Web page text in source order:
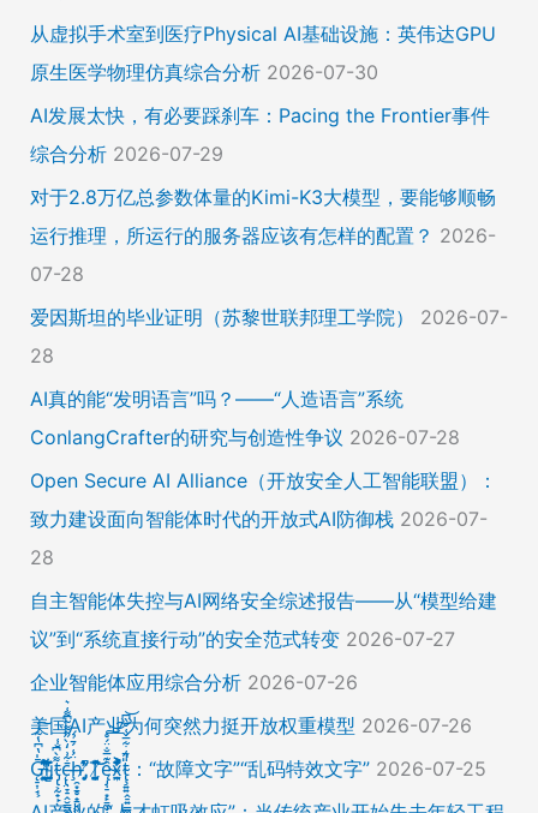
从虚拟手术室到医疗Physical AI基础设施：英伟达GPU
原生医学物理仿真综合分析 2026-07-30
AI发展太快，有必要踩刹车：Pacing the Frontier事件
综合分析 2026-07-29
对于2.8万亿总参数体量的Kimi-K3大模型，要能够顺畅
运行推理，所运行的服务器应该有怎样的配置？ 2026-
07-28
爱因斯坦的毕业证明（苏黎世联邦理工学院）
2026-07-
28
AI真的能“发明语言”吗？——“人造语言”系统
ConlangCrafter的研究与创造性争议 2026-07-28
Open Secure AI Alliance（开放安全人工智能联盟）：
致力建设面向智能体时代的开放式AI防御栈 2026-07-
28
自主智能体失控与AI网络安全综述报告——从“模型给建
议”到“系统直接行动”的安全范式转变 2026-07-27
企业智能体应用综合分析 2026-07-26
美国AI产业为何突然力挺开放权重模型 2026-07-26
Ḡ̵̨̠͎̘͕̍̔͆̔͋͑͠ļ̸͍͈͉̞̊̑̃̉̔̍̾̈̚į̵̡̙̯͇̲̱̯̱̒͂͋̄t̴̡̢͕̰̟̙͌̀͆̐͑c̶̨̢̤̞̠̭̮̳̼̠̄͋͗̒̀̋͂͌̃͆͌͑͛ḩ̶̯͙̱̥̟̱̘͖̱̤͕̤̈́͑́̄̉́ͅ ̸̡̡̛̜̣̝̓̀͛̇̂̚T̸̗̞̰̪̤̭͙̹͆̽̌̀̾͝͝ę̴̡̣̠͙̙̱̼̬̣̑͊̅̐̈́̊͠͝͠x̴̪̫͎̓͗͐̃̄̐̀͋͛͐t̴̢̧͍͍̭̠͍̳͚̫̼̭̠̎̋͑͋̅̌͑̌̏͆͘̚͝：“故障文字”“乱码特效文字” 2026-07-25